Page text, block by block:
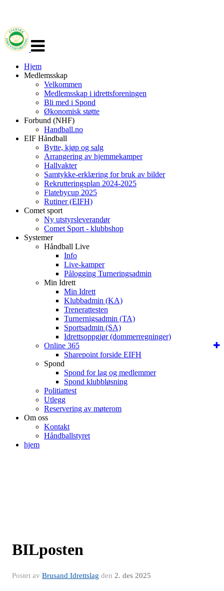
navigasjon
Hjem
Medlemsskap
Velkommen
Medlemsskap i idrettsforeningen
Bli med i Spond
Økonomisk støtte
Forbund (NHF)
Handball.no
EIF Håndball
Bytte, kjøp og salg
Arrangering av hjemmekamper
Hallvakter
Samtykke-erklæring for bruk av bilder
Rekrutteringsplan 2024-2025
Flatebycup 2025
Rutiner (EIFH)
Comet sport
Ny utstyrsleverandør
Comet Sport - klubbshop
Systemer
Håndball Live
Info
Live-kamper
Pålogging Turneringsadmin
Min Idrett
Min Idrett
Klubbadmin (KA)
Trenerattesten
Turnernigsadmin (TA)
Sportsadmin (SA)
Idrettsoppgjør (dommerregninger)
Online 365
Sharepoint forside EIFH
Spond
Spond for lag og medlemmer
Spond klubbløsning
Politiattest
Utlegg
Reservering av møterom
Om oss
Kontakt
Håndballstyret
hjem
BILposten
Postet av Brusand Idrettslag den 2. des 2025